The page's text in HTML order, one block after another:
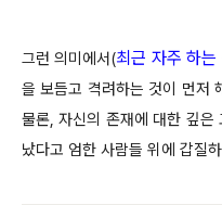
그런 의미에서(최근 자주 하
을 보듬고 격려하는 것이 먼저
물론, 자신의 존재에 대한 깊
났다고 엄한 사람들 위에 갑질